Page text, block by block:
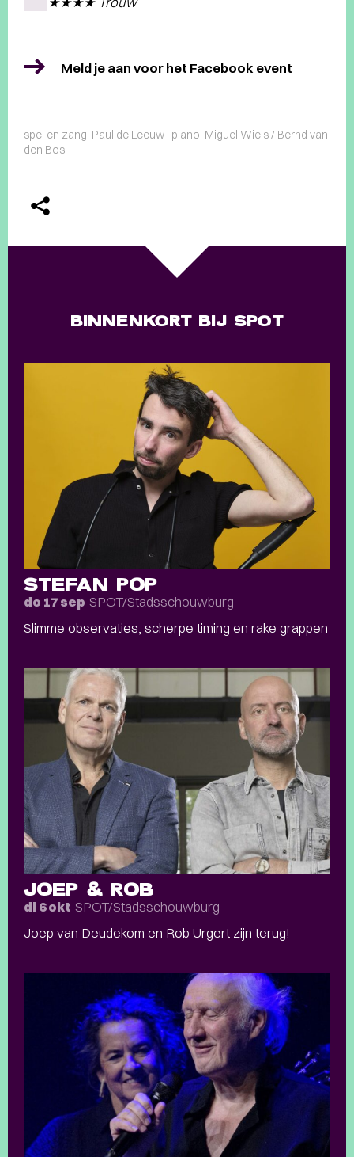
Meld je aan voor het Facebook event
spel en zang: Paul de Leeuw | piano: Miguel Wiels / Bernd van
den Bos
BINNENKORT BIJ SPOT
STEFAN POP
do 17 sep SPOT/Stadsschouwburg
Slimme observaties, scherpe timing en rake grappen
JOEP & ROB
di 6 okt SPOT/Stadsschouwburg
Joep van Deudekom en Rob Urgert zijn terug!